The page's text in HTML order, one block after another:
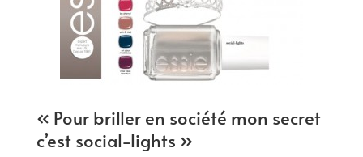
« Pour briller en société mon secret
c’est social-lights »